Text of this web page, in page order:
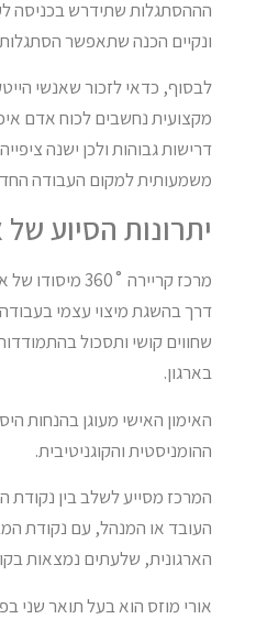
הההסתגלות שתידרש בכניסה
ונקיים הכנה שתאפשר
לבסוף, כדאי לזכור שאנשי
מקצועית נחשבים לכוח אדם
דרישות גבוהות ולכן ישנה
משמעותית למקום העבודה
יתרונות הסיוע של
מרכז קריירה
דרך בהשגת מיצוי עצמי
שחווים קושי ותסכול
בארגון.
האימון האישי מעוגן בהנחות
ההומניסטית והקוגניטיבית.
המרכז מסייע לשלב בין
העובד או המנהל, עם נקודת
הארגונית, שלעתים נמצאות
אורי מוזס הוא בעל תואר שני